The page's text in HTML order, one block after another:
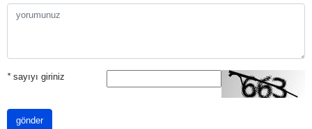
*sayıyı giriniz
gönder